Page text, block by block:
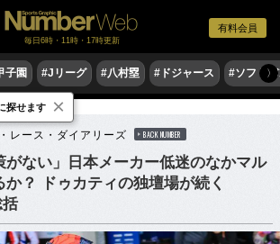
有料会員
毎日6時・11時・17時更新
子園 #Jリーグ #八村塁 #ドジャース #ソフト〉
レース・ダイアリーズ BACK NUMBER
がない」日本メーカー低迷のなかマル
？ ドゥカティの独壇場が続く
探せます ×